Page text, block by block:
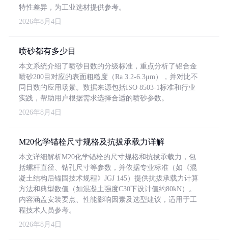
特性差异，为工业选材提供参考。
2026年8月4日
喷砂都有多少目
本文系统介绍了喷砂目数的分级标准，重点分析了铝合金
喷砂200目对应的表面粗糙度（Ra 3.2-6.3μm），并对比不
同目数的应用场景。数据来源包括ISO 8503-1标准和行业
实践，帮助用户根据需求选择合适的喷砂参数。
2026年8月4日
M20化学锚栓尺寸规格及抗拔承载力详解
本文详细解析M20化学锚栓的尺寸规格和抗拔承载力，包
括螺杆直径、钻孔尺寸等参数，并依据专业标准（如《混
凝土结构后锚固技术规程》JGJ 145）提供抗拔承载力计算
方法和典型数值（如混凝土强度C30下设计值约80kN）。
内容涵盖安装要点、性能影响因素及选型建议，适用于工
程技术人员参考。
2026年8月4日